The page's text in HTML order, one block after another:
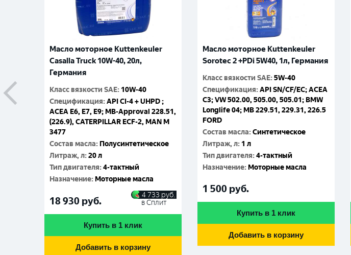
Масло моторное Kuttenkeuler
Casalla Truck 10W-40, 20л,
Германия
Класс вязкости SAE: 10W-40
Спецификация:API CI-4 + UHPD ;
ACEA E6, E7, E9; MB-Approval 228.51,
(226.9), CATERPILLAR ECF-2, MAN M
3477
Состав масла: Полусинтетическое
Литраж, л:20 л
Тип двигателя:4-тактный
Назначение: Моторные масла
18 930 руб.
4 733 руб.
в Сплит
Купить в 1 клик
Добавить в корзину
Масло моторное Kuttenkeuler
Sorotec 2 +PDi 5W40, 1л, Германия
Класс вязкости SAE:5W-40
Спецификация:API SN/CF/EC; ACEA
C3; VW 502.00, 505.00, 505.01; BMW
Longlife 04; MB 229.51, 229.31, 226.5
FORD
Состав масла:Синтетическое
Литраж, л: 1 л
Тип двигателя:4-тактный
Назначение: Моторные масла
1 500 руб.
Купить в 1 клик
Добавить в корзину